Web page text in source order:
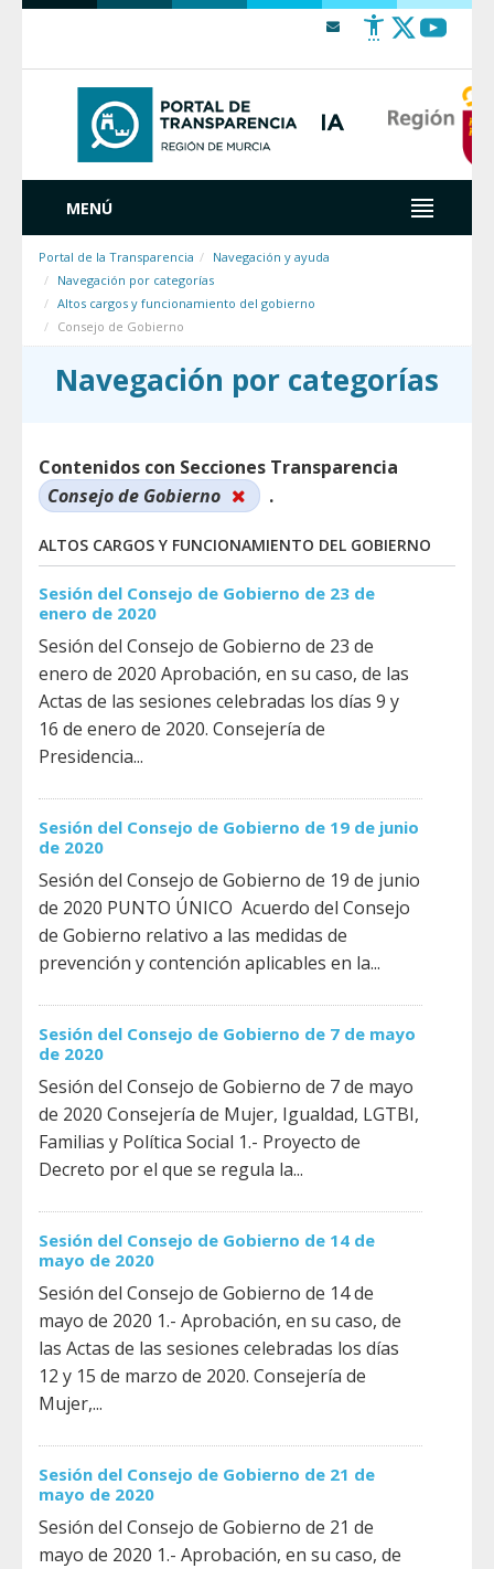
Saltar al contenido
MENÚ
Portal de la Transparencia
Navegación y ayuda
Navegación por categorías
Altos cargos y funcionamiento del gobierno
Consejo de Gobierno
Navegación por categorías
Contenidos con Secciones Transparencia
Consejo de Gobierno
.
ALTOS CARGOS Y FUNCIONAMIENTO DEL GOBIERNO
Sesión del Consejo de Gobierno de 23 de
enero de 2020
Sesión del Consejo de Gobierno de 23 de
enero de 2020 Aprobación, en su caso, de las
Actas de las sesiones celebradas los días 9 y
16 de enero de 2020. Consejería de
Presidencia...
Sesión del Consejo de Gobierno de 19 de junio
de 2020
Sesión del Consejo de Gobierno de 19 de junio
de 2020 PUNTO ÚNICO ​ Acuerdo del Consejo
de Gobierno relativo a las medidas de
prevención y contención aplicables en la...
Sesión del Consejo de Gobierno de 7 de mayo
de 2020
Sesión del Consejo de Gobierno de 7 de mayo
de 2020 Consejería de Mujer, Igualdad, LGTBI,
Familias y Política Social 1.- Proyecto de
Decreto por el que se regula la...
Sesión del Consejo de Gobierno de 14 de
mayo de 2020
Sesión del Consejo de Gobierno de 14 de
mayo de 2020 1.- Aprobación, en su caso, de
las Actas de las sesiones celebradas los días
12 y 15 de marzo de 2020. Consejería de
Mujer,...
Sesión del Consejo de Gobierno de 21 de
mayo de 2020
Sesión del Consejo de Gobierno de 21 de
mayo de 2020 1.- Aprobación, en su caso, de